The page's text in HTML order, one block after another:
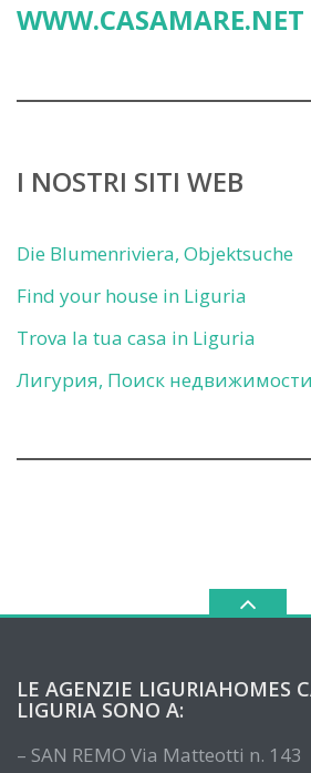
WWW.CASAMARE.NET
I NOSTRI SITI WEB
Die Blumenriviera, Objektsuche
Find your house in Liguria
Trova la tua casa in Liguria
Лигурия, Поиск недвижимости
LE AGENZIE LIGURIAHOMES
LIGURIA SONO A:
– SAN REMO Via Matteotti n. 143